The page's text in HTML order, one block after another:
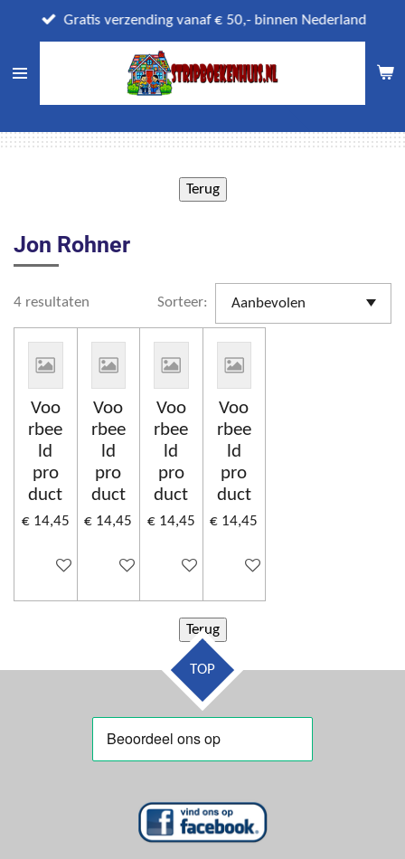
direct
naar
Gratis verzending vanaf € 50,- binnen Nederland
Jon Rohner
4 resultaten Sorteer:
Voo
rbee
ld
pro
duct
€ 14,45
Uitgeschakeld
Voo
rbee
ld
pro
duct
€ 14,45
Uitgeschakeld
Voo
rbee
ld
pro
duct
€ 14,45
Uitgeschakeld
Voo
rbee
ld
pro
duct
€ 14,45
Uitgeschakeld
TOP